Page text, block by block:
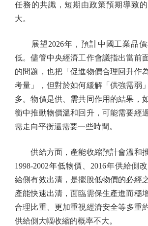
任務的共識，短期由政策預期導致
大。
展望2026年，預計中國工業品價
低。儘管中央經濟工作會議指出當前
的問題，也把「促進物價合理回升作
考量」，但對於如何緩解「供強需弱
多。物價是供、需共同作用的結果，
衡中推動物價溫和回升，可能需要經
需走向平衡還需要一些時間。
供給方面，產能收縮預計會溫和
1998-2002年低物價、2016年供給側
給側有效出清，是擺脫低物價的必經
產能快速出清，面臨需保生產進而穩
合理比重、更加重視經濟安全等多重
供給側大幅收縮的概率不大。